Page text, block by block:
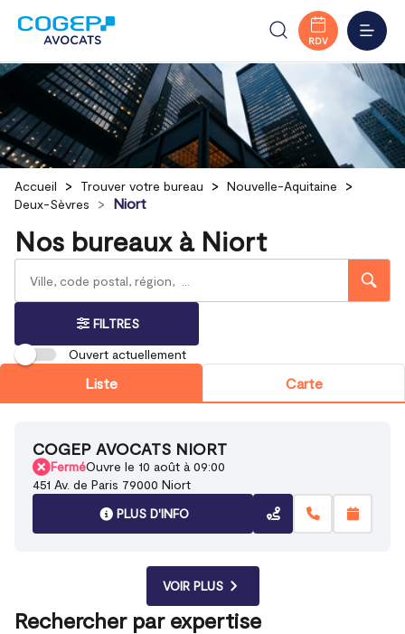
MENU
RDV
Accueil Trouver votre bureau
Nouvelle-Aquitaine
Deux-Sèvres
Niort
Nos bureaux à Niort
Rechercher
Veuillez
renseigner
adresse
{{count}}
résultat(s)
FILTRES
Ouvert actuellement
Liste Carte
COGEP AVOCATS NIORT
FerméOuvre le 10 août à 09:00
451 Av. de Paris 79000 Niort
PLUS D'INFO
VOIR PLUS
Rechercher par expertise